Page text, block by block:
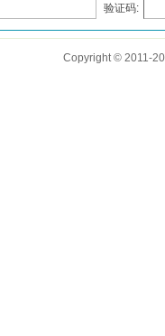
验证码:
Copyright © 2011-